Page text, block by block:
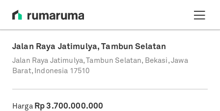
Jalan Raya Jatimulya, Tambun Selatan
Jalan Raya Jatimulya, Tambun Selatan, Bekasi, Jawa
Barat, Indonesia 17510
Harga Rp 3.700.000.000